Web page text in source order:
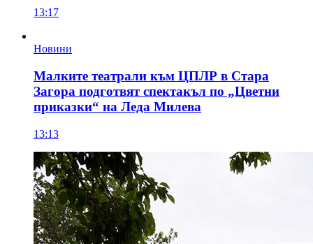
13:17
Новини
Малките театрали към ЦПЛР в Стара
Загора подготвят спектакъл по „Цветни
приказки“ на Леда Милева
13:13